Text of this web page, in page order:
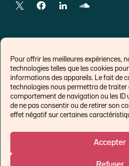
Pour offrir les meilleures expériences,
technologies telles que les cookies
informations des appareils. Le fait de
technologies nous permettra de traiter
comportement de navigation ou les ID
de ne pas consentir ou de retirer son
effet négatif sur certaines
Accepter
Refuser
LIENS
Chroniques pour
Economistes
Think tank
Politique de